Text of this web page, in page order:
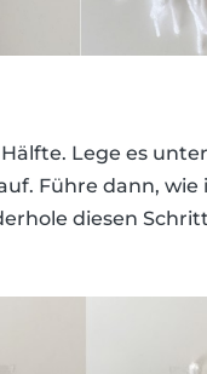
Lege es
Führe dann,
diesen